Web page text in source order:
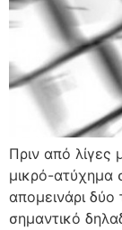
Πριν από
μικρό-ατύχημα
απομεινάρι δύο
σημαντικό